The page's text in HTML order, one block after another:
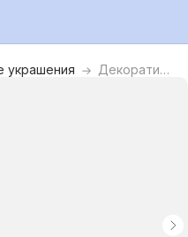
украшения Декоративное украшение Бант